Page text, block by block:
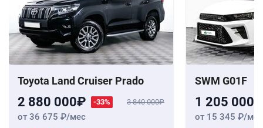
Toyota Land Cruiser Prado
2 880 000 -33% 3 840 000
от 36 675 /мес
SWM G01F
1 205 000
от 15 345 /мес